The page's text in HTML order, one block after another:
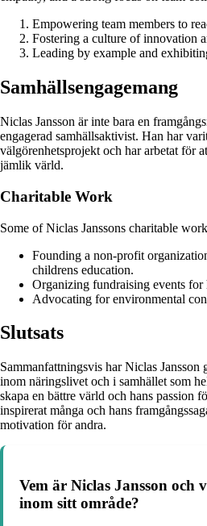
Empowering team members to
Fostering a culture of innovation
Leading by example and
Samhällsengagemang
Niclas Jansson är inte bara en
engagerad samhällsaktivist. Han har
välgörenhetsprojekt och har arbetat för
jämlik värld.
Charitable Work
Some of Niclas Janssons charitable
Founding a non-profit
childrens education.
Organizing fundraising events for
Advocating for environmental
Slutsats
Sammanfattningsvis har Niclas
inom näringslivet och i samhället som
skapa en bättre värld och hans passion
inspirerat många och hans
motivation för andra.
Vem är Niclas Jansson och
inom sitt område?